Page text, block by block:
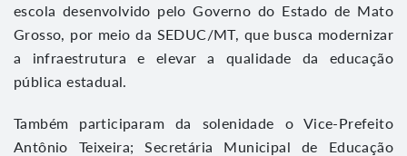
escola desenvolvido pelo Governo do Estado de Mato
Grosso, por meio da SEDUC/MT, que busca modernizar
a infraestrutura e elevar a qualidade da educação
pública estadual.
Também participaram da solenidade o Vice-Prefeito
Antônio Teixeira; Secretária Municipal de Educação